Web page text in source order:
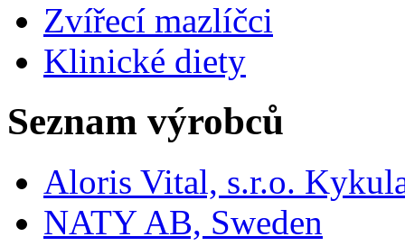
Zvířecí mazlíčci
Klinické diety
Seznam výrobců
Aloris Vital, s.r.o.
NATY AB, Sweden